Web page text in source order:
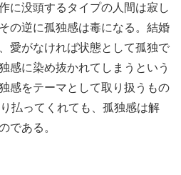
に没頭するタイプの人間は寂し
の逆に孤独感は毒になる。結婚
愛がなければ状態として孤独で
感に染め抜かれてしまうという
感をテーマとして取り扱うもの
払ってくれても、孤独感は解
である。